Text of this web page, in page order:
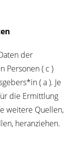
der
Per­so­nen ( c )
( a ). Je
die Ermitt­lung
wei­te­re Quel­len,
heranziehen.